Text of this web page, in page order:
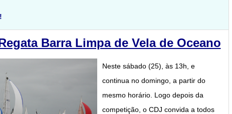
Barra Limpa de Vela de Oceano
Neste sábado (25), às 13h, e
continua no domingo, a partir do
mesmo horário. Logo depois da
competição, o CDJ convida a todos